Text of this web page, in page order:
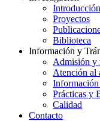
Introducción
Proyectos
Biblioteca
Información y
Admisión y
Atención al
Prácticas y
Calidad
Contacto